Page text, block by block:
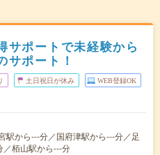
サポートで未経験から
サポート！
土日祝日が休み WEB登録OK
駅から---分／国府津駅から---分／足
／栢山駅から---分